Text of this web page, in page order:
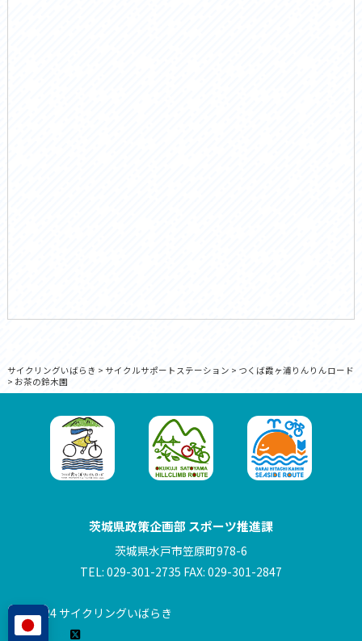
サイクリングいばらき > サイクルサポートステーション > つくば霞ヶ浦りんりんロード
> お茶の鈴木園
茨城県政策企画部 スポーツ推進課
茨城県水戸市笠原町978-6
TEL: 029-301-2735 FAX: 029-301-2847
© 2024 サイクリングいばらき